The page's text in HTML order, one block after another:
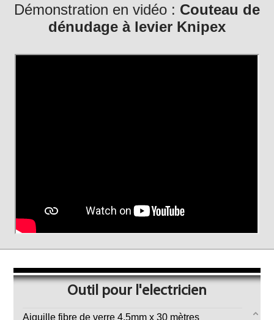
Démonstration en vidéo : Couteau de
dénudage à levier Knipex
Outil pour l'electricien
Aiguille fibre de verre 4,5mm x 30 mètres